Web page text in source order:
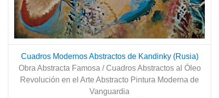
Cuadros Modernos Abstractos de Kandinky (Rusia)
Obra Abstracta Famosa / Cuadros Abstractos al Óleo
Revolución en el Arte Abstracto Pintura Moderna de
Vanguardia